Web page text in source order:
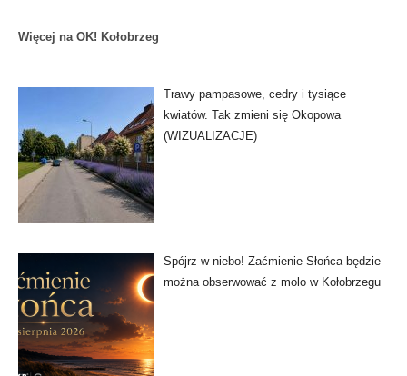
Więcej na OK! Kołobrzeg
Trawy pampasowe, cedry i tysiące
kwiatów. Tak zmieni się Okopowa
(WIZUALIZACJE)
Spójrz w niebo! Zaćmienie Słońca będzie
można obserwować z molo w Kołobrzegu